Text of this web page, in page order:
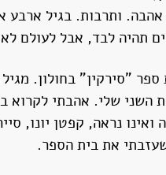
ותרבות. בגיל
תהיה לבד, אבל לעולם
"סירקין" בחולון.
השני שלי. אהבתי
ואינו נראה, קפטן יונו,
את בית הספר.